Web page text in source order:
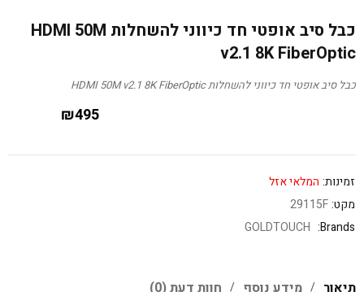
כבל סיב אופטי חד כיווני להשחלות HDMI 50M
v2.1 8K FiberOptic
כבל סיב אופטי חד כיווני להשחלות HDMI 50M v2.1 8K FiberOptic
₪495
זמינות: המלאי אזל
מקט:29115F
Brands:
GOLDTOUCH
תיאור מידע נוסף חוות דעת (0)